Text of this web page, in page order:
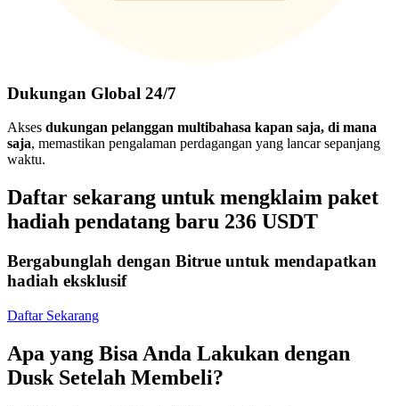
Dukungan Global 24/7
Akses dukungan pelanggan multibahasa kapan saja, di mana
saja, memastikan pengalaman perdagangan yang lancar sepanjang
waktu.
Daftar sekarang untuk mengklaim paket
hadiah pendatang baru 236 USDT
Bergabunglah dengan Bitrue untuk mendapatkan
hadiah eksklusif
Daftar Sekarang
Apa yang Bisa Anda Lakukan dengan
Dusk Setelah Membeli?